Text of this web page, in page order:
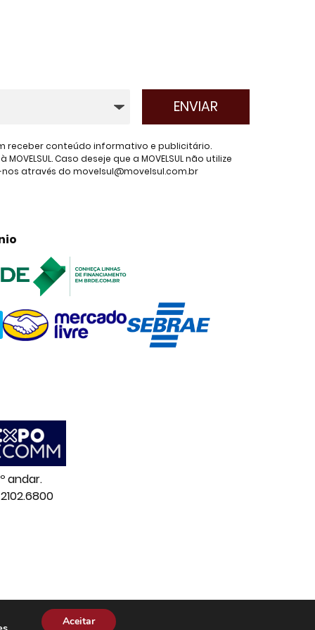
receber conteúdo informativo e publicitário.
Caso deseje que a MOVELSUL não utilize
através do movelsul@movelsul.com.br
andar.
Aceitar